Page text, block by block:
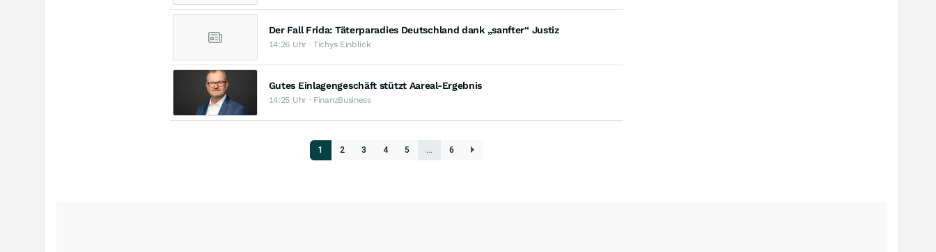
Der Fall Frida: Täterparadies Deutschland dank „sanfter“ Justiz
14:26 Uhr · Tichys Einblick
Gutes Einlagengeschäft stützt Aareal-Ergebnis
14:25 Uhr · FinanzBusiness
1 2 3 4 5 … 6